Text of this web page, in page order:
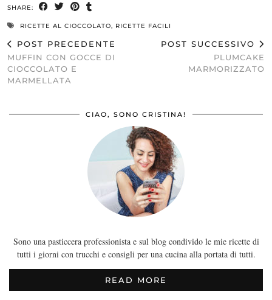
SHARE:
RICETTE AL CIOCCOLATO, RICETTE FACILI
POST PRECEDENTE
MUFFIN CON GOCCE DI
CIOCCOLATO E
MARMELLATA
POST SUCCESSIVO
PLUMCAKE
MARMORIZZATO
CIAO, SONO CRISTINA!
Sono una pasticcera professionista e sul blog condivido le mie ricette di
tutti i giorni con trucchi e consigli per una cucina alla portata di tutti.
READ MORE